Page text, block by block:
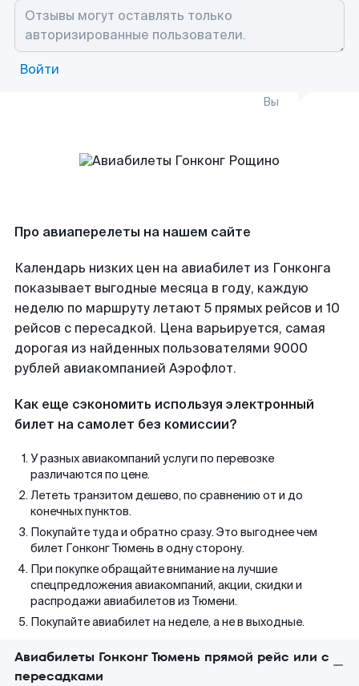
Войти
Вы
Про авиаперелеты на нашем сайте
Календарь низких цен на авиабилет из Гонконга
показывает выгодные месяца в году, каждую
неделю по маршруту летают 5 прямых рейсов и 10
рейсов с пересадкой. Цена варьируется, самая
дорогая из найденных пользователями 9000
рублей авиакомпанией Аэрофлот.
Как еще сэкономить используя электронный
билет на самолет без комиссии?
У разных авиакомпаний услуги по перевозке
различаются по цене.
Лететь транзитом дешево, по сравнению от и до
конечных пунктов.
Покупайте туда и обратно сразу. Это выгоднее чем
билет Гонконг Тюмень в одну сторону.
При покупке обращайте внимание на лучшие
спецпредложения авиакомпаний, акции, скидки и
распродажи авиабилетов из Тюмени.
Покупайте авиабилет на неделе, а не в выходные.
Авиабилеты Гонконг Тюмень прямой рейс или с
пересадками